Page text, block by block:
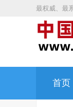
最权威、最
首页